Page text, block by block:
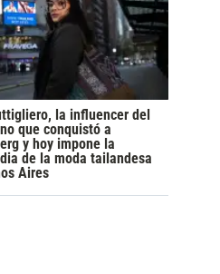
la influencer del
que conquistó a
y hoy impone la
de la moda tailandesa
Aires